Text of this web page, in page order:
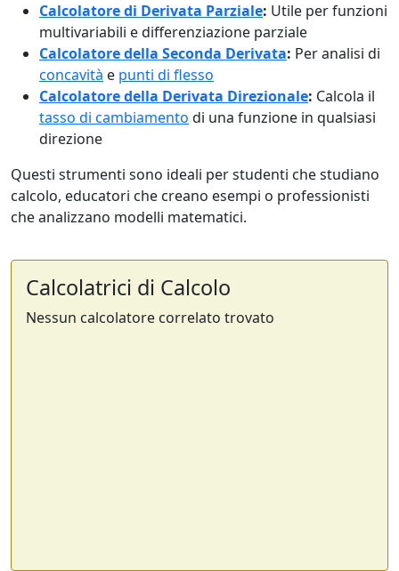
Calcolatore di Derivata Parziale: Utile per funzioni
multivariabili e differenziazione parziale
Calcolatore della Seconda Derivata: Per analisi di
concavità e punti di flesso
Calcolatore della Derivata Direzionale: Calcola il
tasso di cambiamento di una funzione in qualsiasi
direzione
Questi strumenti sono ideali per studenti che studiano
calcolo, educatori che creano esempi o professionisti
che analizzano modelli matematici.
Calcolatrici di Calcolo
Nessun calcolatore correlato trovato